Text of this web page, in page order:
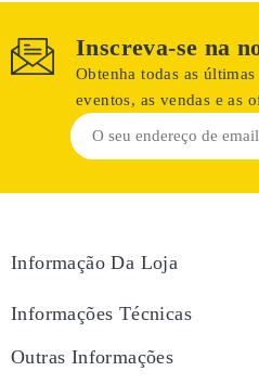
Inscreva-se na
Obtenha todas as
eventos, as vendas e as
Informação Da Loja
Informações Técnicas
Outras Informações